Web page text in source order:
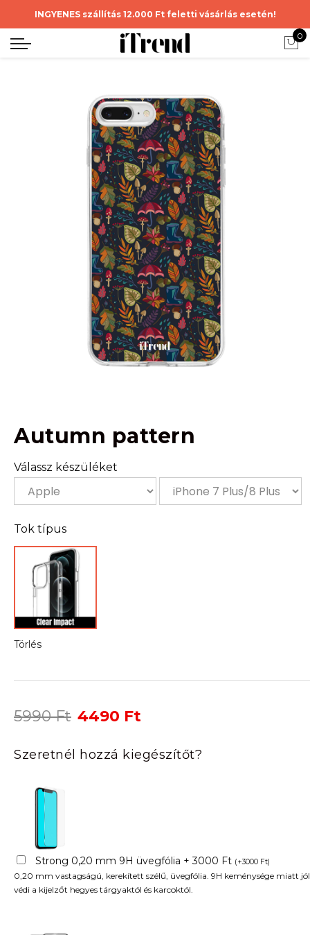
INGYENES szállítás 12.000 Ft feletti vásárlás esetén!
0
Autumn pattern
Válassz készüléket
Tok típus
Törlés
5990Ft Original
was:
5990 Ft.
4490 Ft
is:
4490 Ft.
Szeretnél hozzá kiegészítőt?
Strong 0,20 mm 9H üvegfólia + 3000 Ft (+3000 Ft)
0,20 mm vastagságú, kerekített szélű, üvegfólia. 9H keménysége miatt jól
védi a kijelzőt hegyes tárgyaktól és karcoktól.